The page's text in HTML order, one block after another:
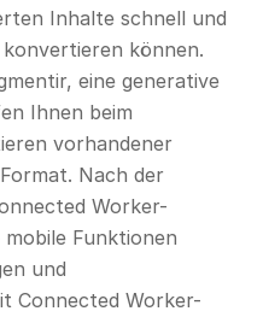
Inhalte schnell und
können.
eine generative
Ihnen beim
vorhandener
Nach der
Worker-
Funktionen
und
Connected Worker-